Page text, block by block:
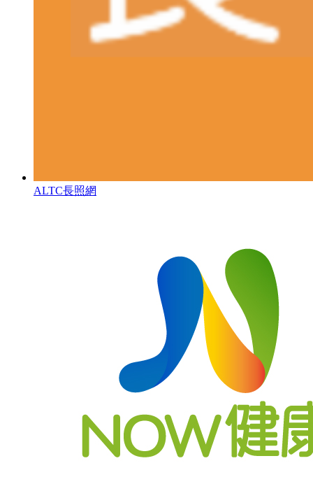
ALTC長照網